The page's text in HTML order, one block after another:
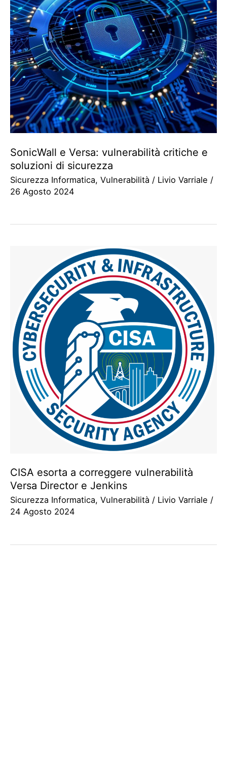
SonicWall e Versa: vulnerabilità critiche e
soluzioni di sicurezza
Sicurezza Informatica, Vulnerabilità / Livio Varriale /
26 Agosto 2024
CISA esorta a correggere vulnerabilità
Versa Director e Jenkins
Sicurezza Informatica, Vulnerabilità / Livio Varriale /
24 Agosto 2024